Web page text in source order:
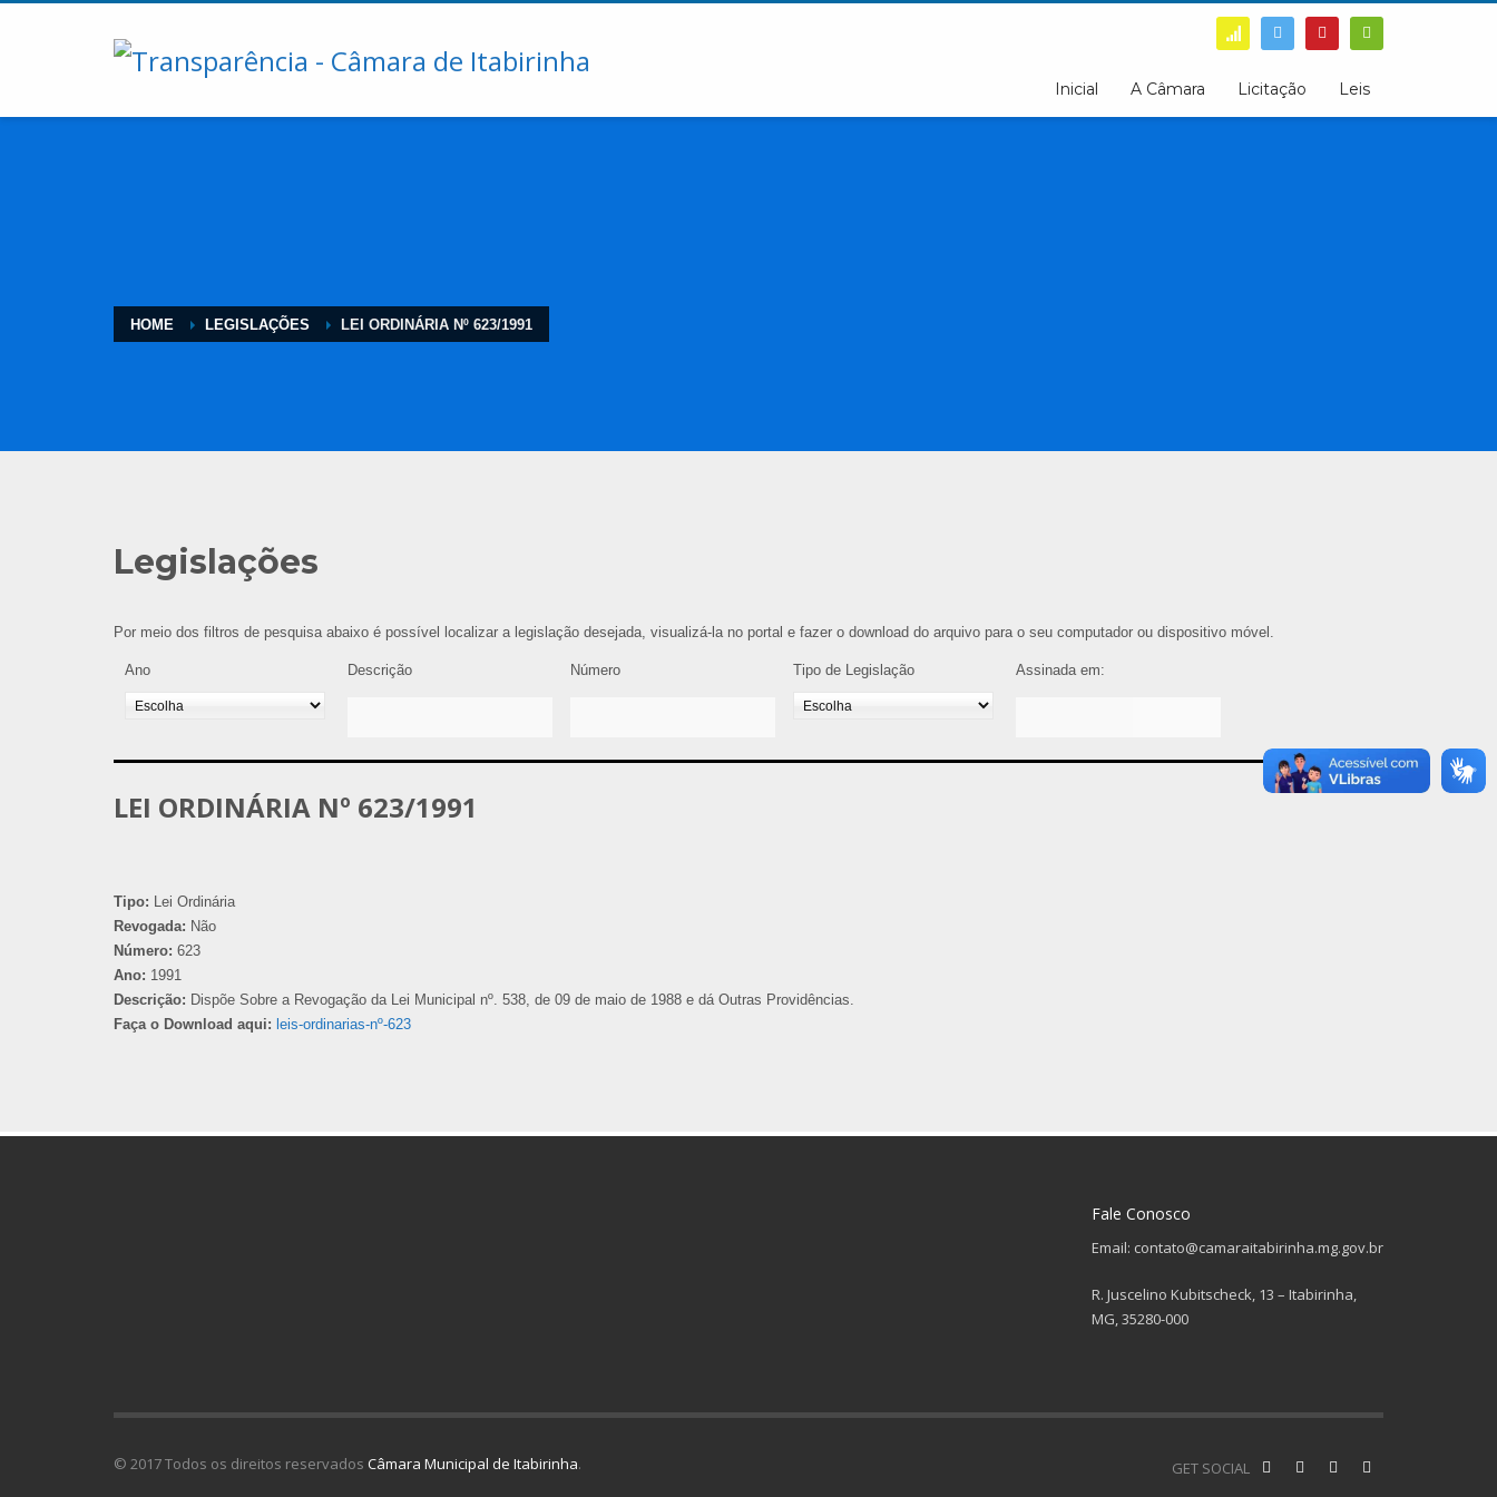
Inicial A Câmara Licitação Leis
HOME LEGISLAÇÕES LEI ORDINÁRIA Nº 623/1991
Legislações
Por meio dos filtros de pesquisa abaixo é possível localizar a legislação desejada, visualizá-la no portal e fazer o download do arquivo para o seu computador ou dispositivo móvel.
Ano Descrição Número Tipo de Legislação Assinada em:
LEI ORDINÁRIA Nº 623/1991
Tipo: Lei Ordinária
Revogada: Não
Número: 623
Ano: 1991
Descrição: Dispõe Sobre a Revogação da Lei Municipal nº. 538, de 09 de maio de 1988 e dá Outras Providências.
Faça o Download aqui: leis-ordinarias-nº-623
Fale Conosco
Email: contato@camaraitabirinha.mg.gov.br
R. Juscelino Kubitscheck, 13 – Itabirinha,
MG, 35280-000
GET SOCIAL
© 2017 Todos os direitos reservados Câmara Municipal de Itabirinha.